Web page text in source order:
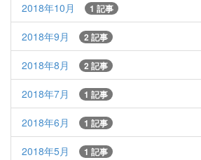
2018年10月 1 記事
2018年9月 2 記事
2018年8月 2 記事
2018年7月 1 記事
2018年6月 1 記事
2018年5月 1 記事